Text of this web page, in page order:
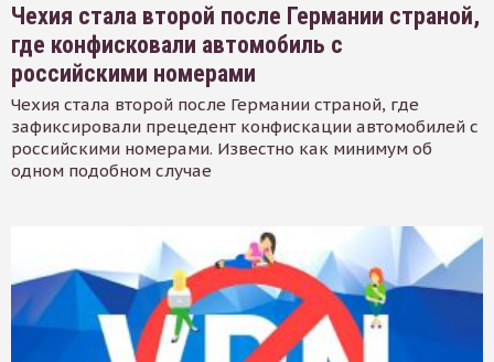
Чехия стала второй после Германии страной,
где конфисковали автомобиль с
российскими номерами
Чехия стала второй после Германии страной, где
зафиксировали прецедент конфискации автомобилей с
российскими номерами. Известно как минимум об
одном подобном случае